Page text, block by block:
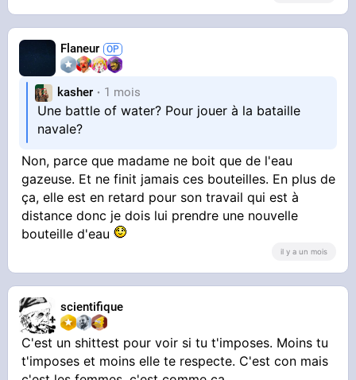
Flaneur
kasher 1 mois
Une battle of water? Pour jouer à la bataille
navale?
Non, parce que madame ne boit que de l'eau
gazeuse. Et ne finit jamais ces bouteilles. En plus de
ça, elle est en retard pour son travail qui est à
distance donc je dois lui prendre une nouvelle
bouteille d'eau
il y a un mois
scientifique
C'est un shittest pour voir si tu t'imposes. Moins tu
t'imposes et moins elle te respecte. C'est con mais